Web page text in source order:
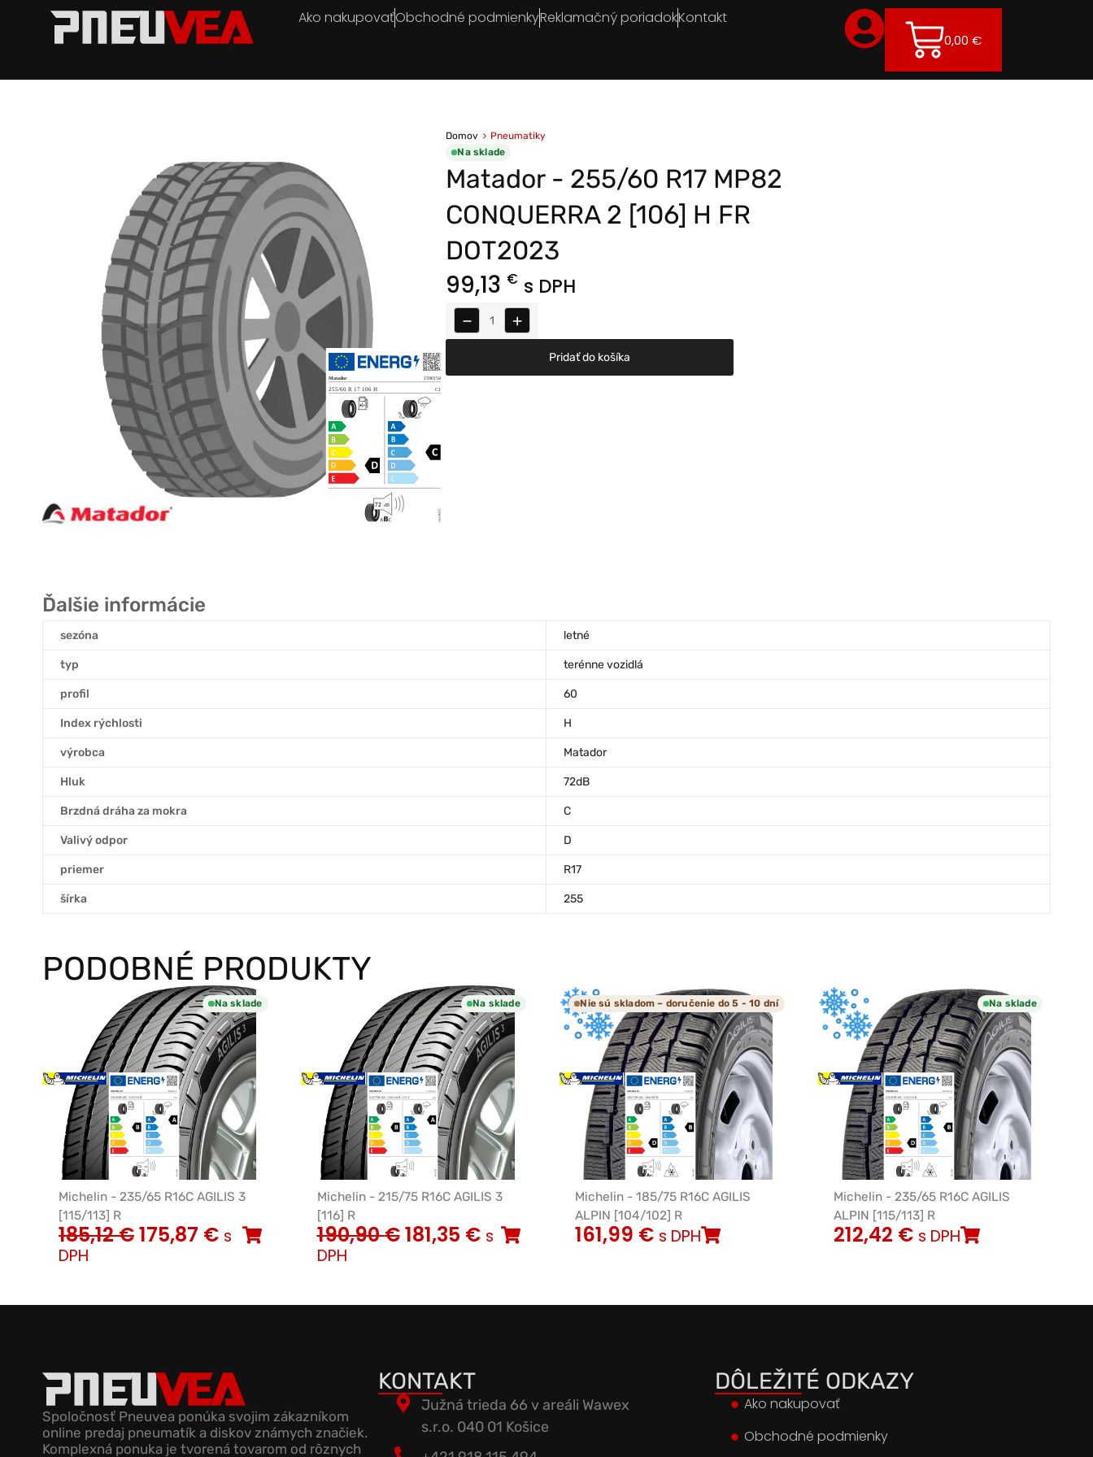
Ako nakupovaťObchodné podmienkyReklamačný poriadokKontakt
0,00 €
Domov
Pneumatiky
Na sklade
Matador - 255/60 R17 MP82
CONQUERRA 2 [106] H FR
DOT2023
99,13 € s DPH
− +
Pridať do košíka
Ďalšie informácie
sezóna letné
typ terénne vozidlá
profil 60
Index rýchlosti H
výrobca Matador
Hluk 72dB
Brzdná dráha za mokra C
Valivý odpor D
priemer R17
šírka 255
PODOBNÉ PRODUKTY
Na sklade
Michelin - 235/65 R16C AGILIS 3
[115/113] R
185,12€175,87 € s
DPH
Na sklade
Michelin - 215/75 R16C AGILIS 3
[116] R
190,90€181,35 € s
DPH
Nie sú skladom – doručenie do 5 - 10 dní
Michelin - 185/75 R16C AGILIS
ALPIN [104/102] R
161,99 € s DPH
Na sklade
Michelin - 235/65 R16C AGILIS
ALPIN [115/113] R
212,42 € s DPH
Spoločnosť Pneuvea ponúka svojim zákazníkom
online predaj pneumatík a diskov známych značiek.
Komplexná ponuka je tvorená tovarom od rôznych
KONTAKT
Južná trieda 66 v areáli Wawex
s.r.o. 040 01 Košice
DÔLEŽITÉ ODKAZY
Ako nakupovať
Obchodné podmienky